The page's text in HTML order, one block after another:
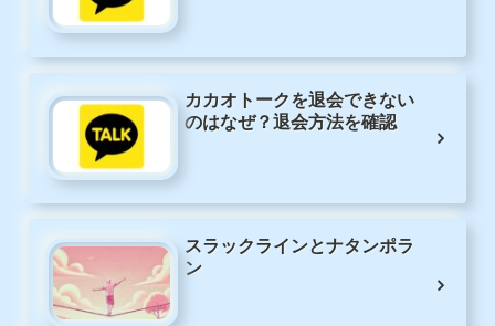
カカオトークを退会できない
のはなぜ？退会方法を確認
スラックラインとナタンポラ
ン